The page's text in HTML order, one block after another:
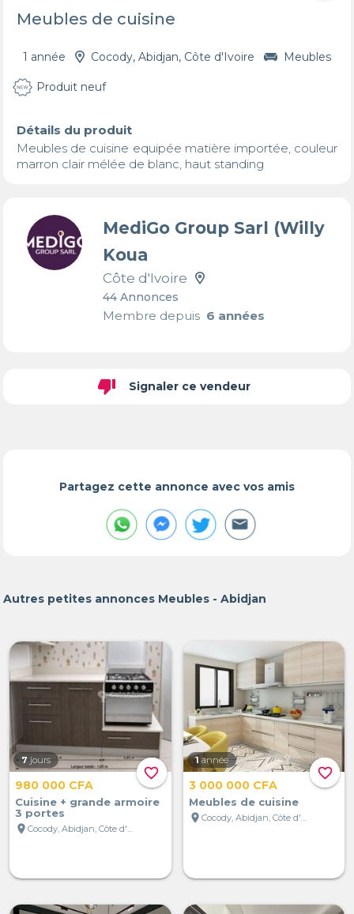
Meubles de cuisine
1 année Cocody, Abidjan, Côte d'Ivoire Meubles
Produit neuf
Détails du produit
Meubles de cuisine equipée matière importée, couleur
marron clair mélée de blanc, haut standing
MediGo Group Sarl (Willy
Koua
Côte d'Ivoire
44 Annonces
Membre depuis6 années
thumb_down Signaler ce vendeur
Partagez cette annonce avec vos amis
Autres petites annonces Meubles - Abidjan
favorite_border
7 jours
980 000 CFA
Cuisine + grande armoire
3 portes
location_on
Cocody, Abidjan, Côte d'Ivoire
favorite_border
1 année
3 000 000 CFA
Meubles de cuisine
location_on
Cocody, Abidjan, Côte d'Ivoire